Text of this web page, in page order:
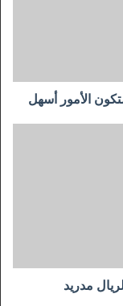
الأمور أسهل
مدريد